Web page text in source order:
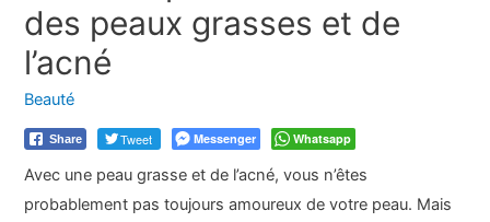
des peaux grasses et de
l’acné
Beauté
Share Tweet Messenger Whatsapp
Avec une peau grasse et de l’acné, vous n’êtes
probablement pas toujours amoureux de votre peau. Mais